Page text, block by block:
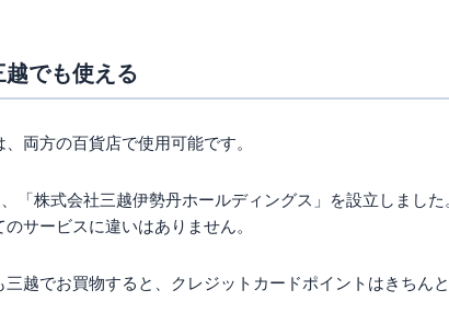
でも使える
両方の百貨店で使用可能です。
「株式会社三越伊勢丹ホールディングス」を設立しまし
サービスに違いはありません。
越でお買物すると、クレジットカードポイントはきちんと